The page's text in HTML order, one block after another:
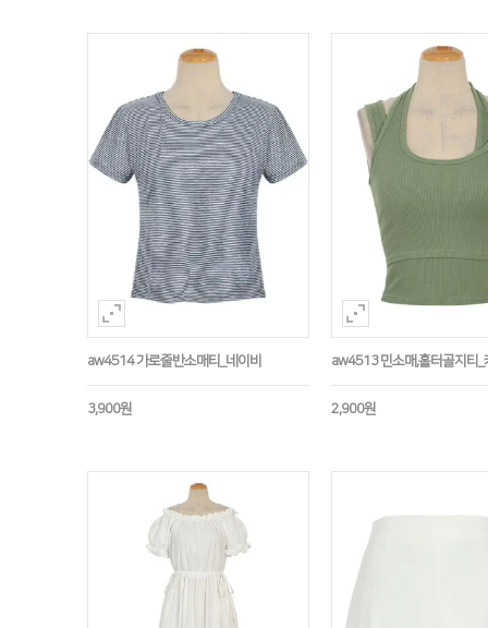
aw4514 가로줄반소매티_네이비
3,900원
aw4513 민소매,홀터골지티_
2,900원